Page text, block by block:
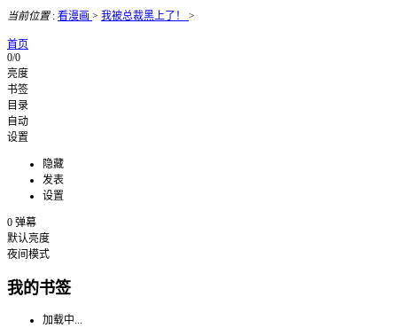
当前位置: 看漫画 > 我被总裁黑上了！ >
首页
0/0
亮度
书签
目录
自动
设置
隐藏
发表
设置
0 弹幕
默认亮度
夜间模式
我的书签
加载中...